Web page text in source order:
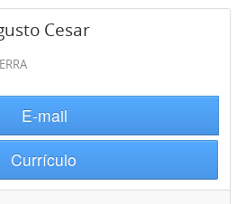
Cesar
E-mail
Currículo